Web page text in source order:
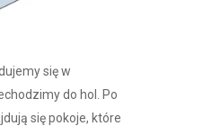
się w
do hol. Po
się pokoje, które